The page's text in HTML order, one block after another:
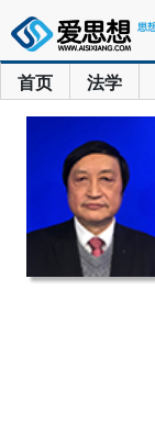
首页 法学